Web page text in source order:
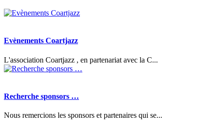
Evènements Coartjazz
L'association Coartjazz , en partenariat avec la C...
Recherche sponsors …
Nous remercions les sponsors et partenaires qui se...